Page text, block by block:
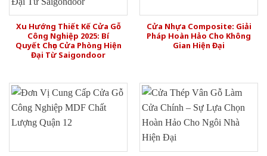
Xu Hướng Thiết Kế Cửa Gỗ
Công Nghiệp 2025: Bí
Quyết Chọn Cửa Phòng Hiện
Đại Từ Saigondoor
Cửa Nhựa Composite: Giải
Pháp Hoàn Hảo Cho Không
Gian Hiện Đại